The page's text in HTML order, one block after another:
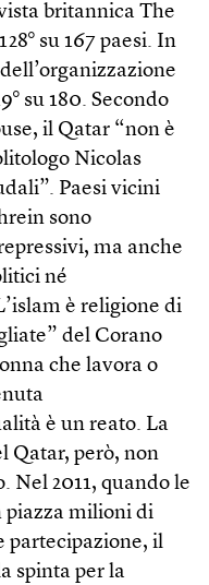
britannica The
su 167 paesi. In
su 180. Secondo
il Qatar “non è
Nicolas
Paesi vicini
sono
ma anche
né
è religione di
del Corano
che lavora o
è un reato. La
Qatar, però, non
Nel 2011, quando le
piazza milioni di
partecipazione, il
spinta per la